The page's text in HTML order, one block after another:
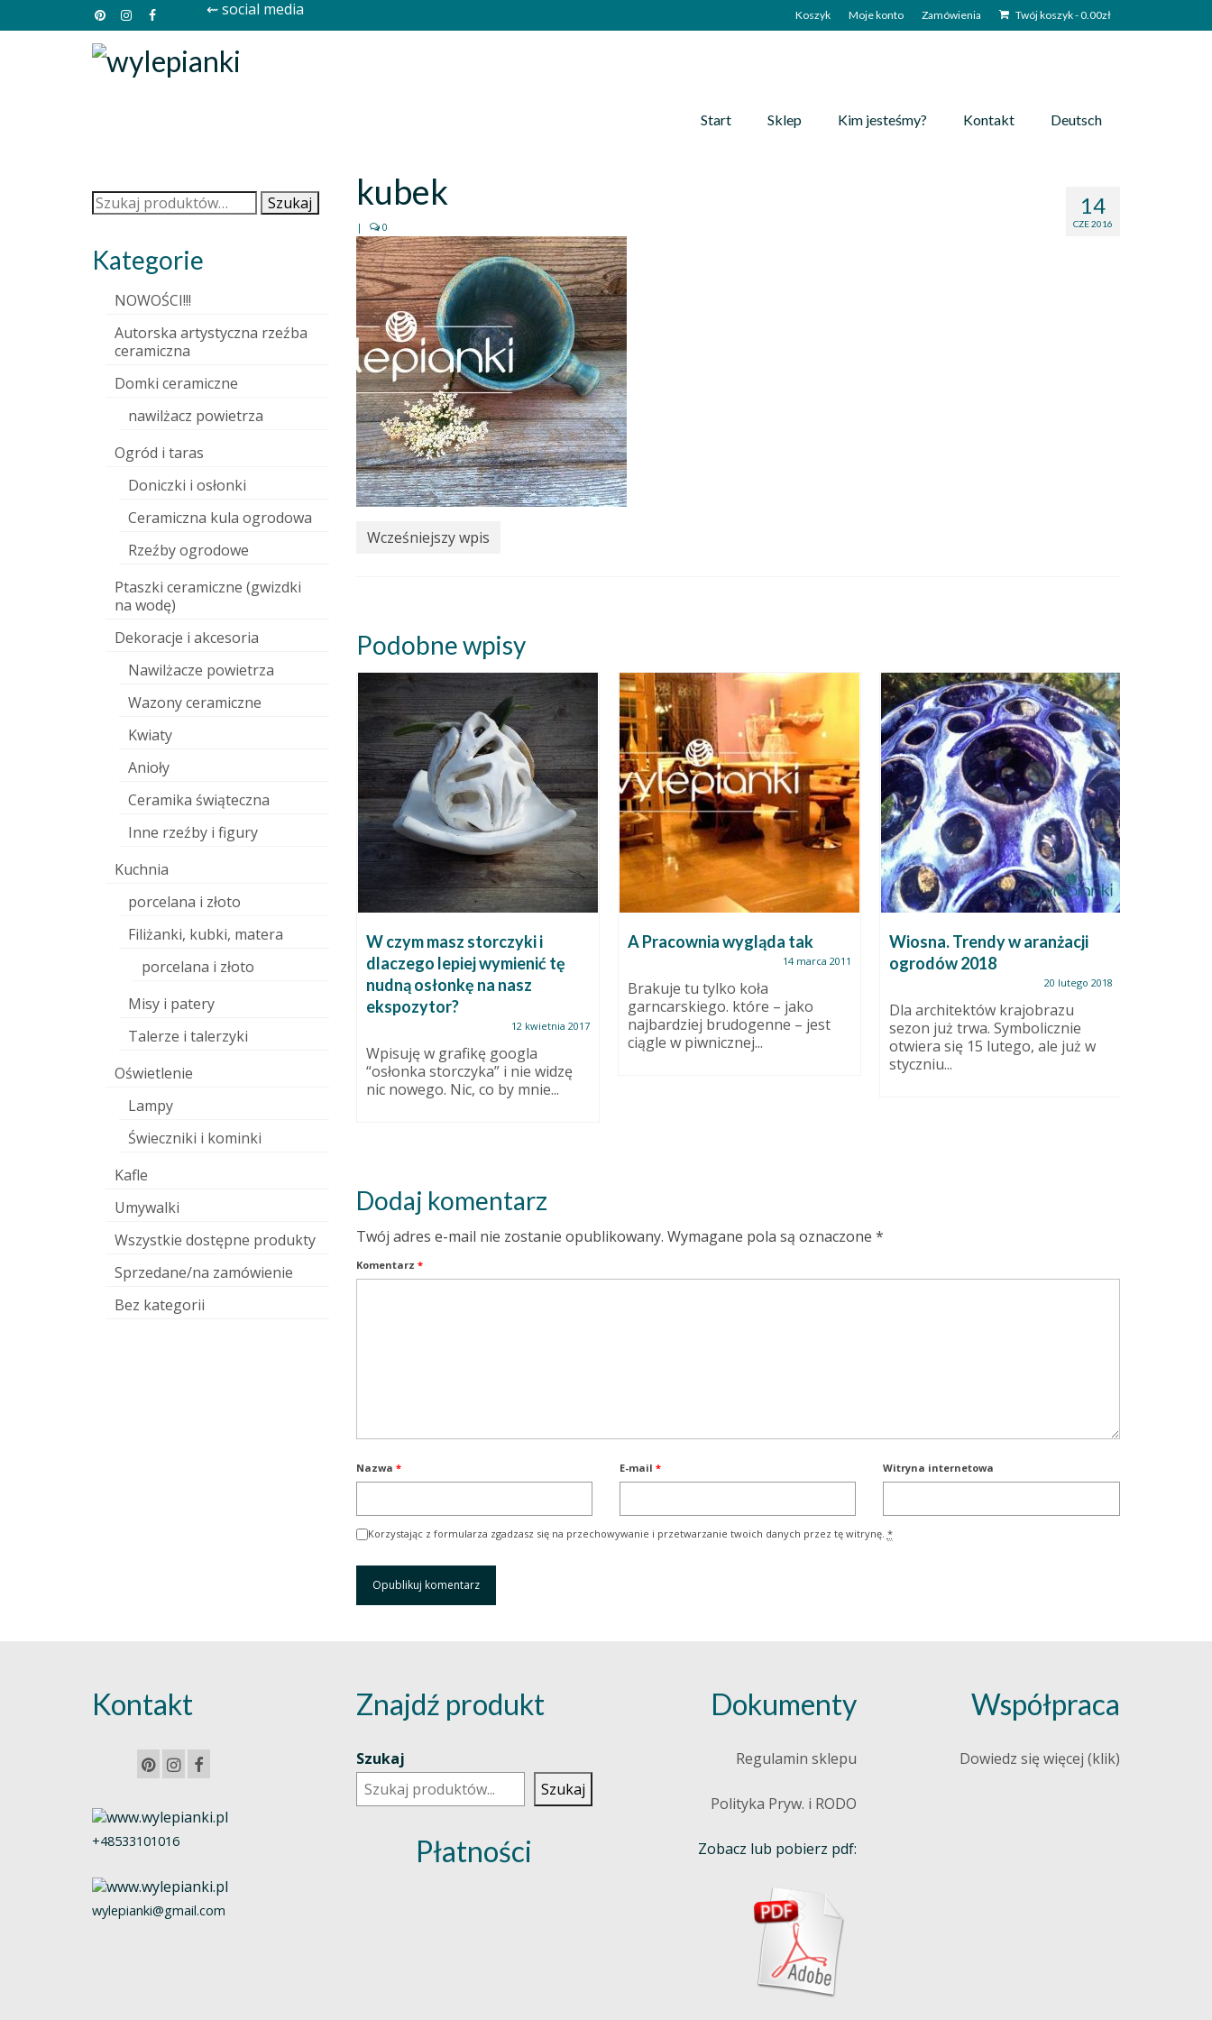
Koszyk Moje konto Zamówienia Twój koszyk-0.00zł
⇜ social media
Start Sklep Kim jesteśmy? Kontakt Deutsch
14
CZE 2016
kubek
| 0
Wcześniejszy wpis
Podobne wpisy
Rzeźby bardzo kobiece i w
którą stronę teraz twórczo
Część z prac zaprezentowanych
dzisiaj nie była nigdy
publikowana, część prezentuję
powtórnie na lepszych
fotografiach....
W czym masz storczyki i
dlaczego lepiej wymienić tę
nudną osłonkę na nasz
ekspozytor?
12 kwietnia 2017
Wpisuję w grafikę googla
“osłonka storczyka” i nie widzę
nic nowego. Nic, co by mnie...
A Pracownia wygląda tak
14 marca 2011
Brakuje tu tylko koła
garncarskiego. które – jako
najbardziej brudogenne – jest
ciągle w piwnicznej...
Wiosna. Trendy w aranżacji
ogrodów 2018
20 lutego 2018
Dla architektów krajobrazu
sezon już trwa. Symbolicznie
otwiera się 15 lutego, ale już w
styczniu...
Dodaj komentarz
Twój adres e-mail nie zostanie opublikowany. Wymagane pola są oznaczone *
Komentarz *
Nazwa * E-mail * Witryna internetowa
Korzystając z formularza zgadzasz się na przechowywanie i przetwarzanie twoich danych przez tę witrynę. *
Szukaj: Szukaj
Kategorie
NOWOŚCI!!!
Autorska artystyczna rzeźba
ceramiczna
Domki ceramiczne
nawilżacz powietrza
Ogród i taras
Doniczki i osłonki
Ceramiczna kula ogrodowa
Rzeźby ogrodowe
Ptaszki ceramiczne (gwizdki
na wodę)
Dekoracje i akcesoria
Nawilżacze powietrza
Wazony ceramiczne
Kwiaty
Anioły
Ceramika świąteczna
Inne rzeźby i figury
Kuchnia
porcelana i złoto
Filiżanki, kubki, matera
porcelana i złoto
Misy i patery
Talerze i talerzyki
Oświetlenie
Lampy
Świeczniki i kominki
Kafle
Umywalki
Wszystkie dostępne produkty
Sprzedane/na zamówienie
Bez kategorii
Kontakt
+48533101016
wylepianki@gmail.com
Znajdź produkt
Szukaj
Szukaj
Płatności
Dokumenty
Regulamin sklepu
Polityka Pryw. i RODO
Zobacz lub pobierz pdf:
Współpraca
Dowiedz się więcej (klik)